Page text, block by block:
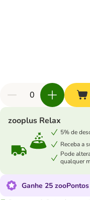
zooplus Relax
5% de
Receba a
Pode
qualquer
Ganhe 25